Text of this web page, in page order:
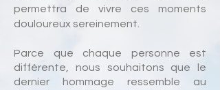
permettra de vivre ces moments
douloureux sereinement.
Parce que chaque personne est
différente, nous souhaitons que le
dernier hommage ressemble au